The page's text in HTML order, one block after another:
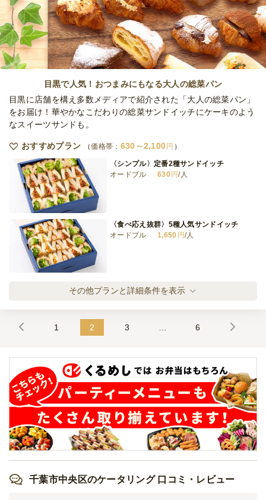
デリ有り 野菜5種のサンドイッチプラン
オードブル
1,600円/人
野菜3種&フルーツサンド2種と惣菜プラン
オードブル
締切 2日前15時
最低ご注文金額 42,000
目黒で人気！おつまみにもなる大人の総菜パン
目黒に店舗を構え多数メディアで紹介された「大人の総菜パン」
をお届け！華やかなこだわりの総菜サンドイッチにケーキのよう
なスイーツサンドも。
おすすめプラン 価格帯： 630～2,100 円
〈シンプル〉定番2種サンドイッチ
オードブル
630 円/人
〈食べ応え抜群〉5種人気サンドイッチ
オードブル
1,650 円/人
〈シンプル〉定番2種サンドイッチ(カップフ
ード付き)
プフード付き)
オードブル
2,100円/人
〈シンプルこそ王道〉たまごサンド食べ比べ
プラン
オードブル
630円/人
ペプラン
オードブル
その他プランと詳細条件を表示
1 2 3 6
千葉市中央区のケータリング 口コミ・レビュー